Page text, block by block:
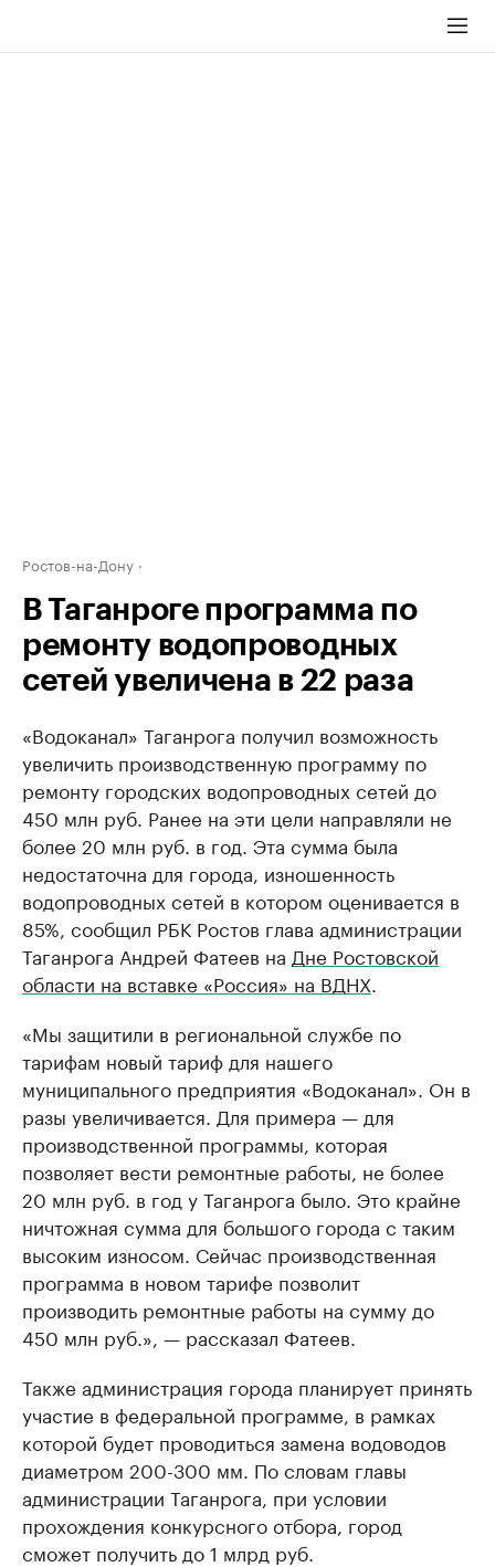
Ростов-на-Дону
В Таганроге программа по
ремонту водопроводных
сетей увеличена в 22 раза
«Водоканал» Таганрога получил возможность
увеличить производственную программу по
ремонту городских водопроводных сетей до
450 млн руб. Ранее на эти цели направляли не
более 20 млн руб. в год. Эта сумма была
недостаточна для города, изношенность
водопроводных сетей в котором оценивается в
85%, сообщил РБК Ростов глава администрации
Таганрога Андрей Фатеев на Дне Ростовской
области на вставке «Россия» на ВДНХ
«Мы защитили в региональной службе по
тарифам новый тариф для нашего
муниципального предприятия «Водоканал». Он в
разы увеличивается. Для примера — для
производственной программы, которая
позволяет вести ремонтные работы, не более
20 млн руб. в год у Таганрога было. Это крайне
ничтожная сумма для большого города с таким
высоким износом. Сейчас производственная
программа в новом тарифе позволит
производить ремонтные работы на сумму до
450 млн руб.», — рассказал Фатеев.
Также администрация города планирует принять
участие в федеральной программе, в рамках
которой будет проводиться замена водоводов
диаметром 200-300 мм. По словам главы
администрации Таганрога, при условии
прохождения конкурсного отбора, город
сможет получить до 1 млрд руб.